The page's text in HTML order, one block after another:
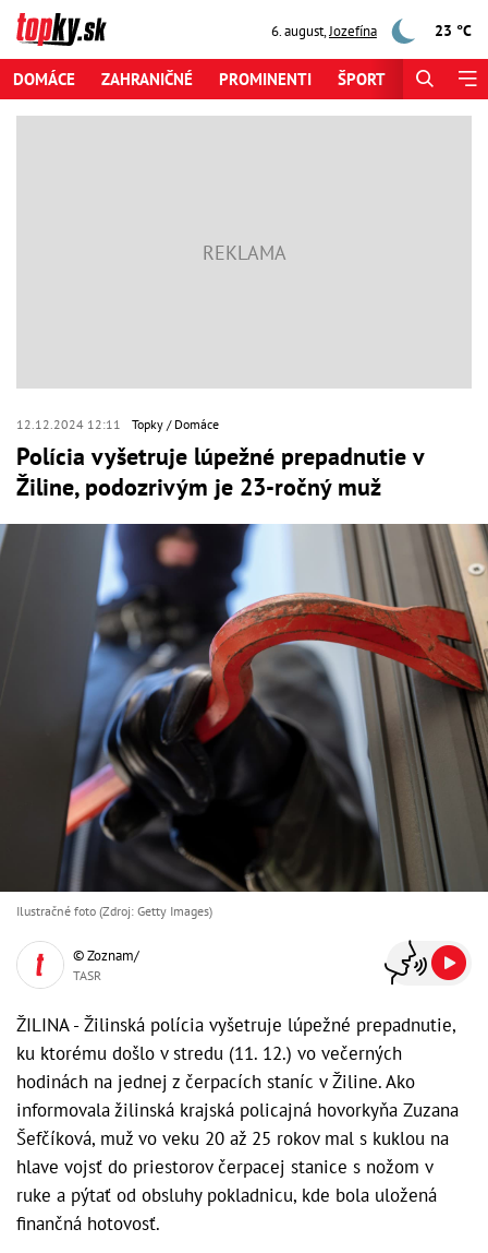
6. august,Jozefína 23 °C
DOMÁCE ZAHRANIČNÉ PROMINENTI ŠPORT
12.12.2024 12:11 Topky Domáce
Polícia vyšetruje lúpežné prepadnutie v
Žiline, podozrivým je 23-ročný muž
Ilustračné foto (Zdroj: Getty Images)
© Zoznam/
TASR
ŽILINA - Žilinská polícia vyšetruje lúpežné prepadnutie,
ku ktorému došlo v stredu (11. 12.) vo večerných
hodinách na jednej z čerpacích staníc v Žiline. Ako
informovala žilinská krajská policajná hovorkyňa Zuzana
Šefčíková, muž vo veku 20 až 25 rokov mal s kuklou na
hlave vojsť do priestorov čerpacej stanice s nožom v
ruke a pýtať od obsluhy pokladnicu, kde bola uložená
finančná hotovosť.